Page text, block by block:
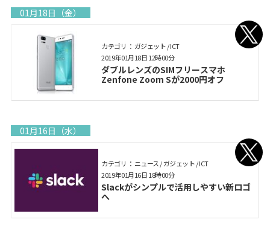
01月18日（金）
カテゴリ： ガジェット / ICT
ダブルレンズのSIMフリースマホ
Zenfone Zoom Sが2000円オフ
2019年01月18日 12時00分
01月16日（水）
カテゴリ： ニュース / ガジェット / ICT
Slackがシンプルで活用しやすい新ロゴ
へ
2019年01月16日 18時00分